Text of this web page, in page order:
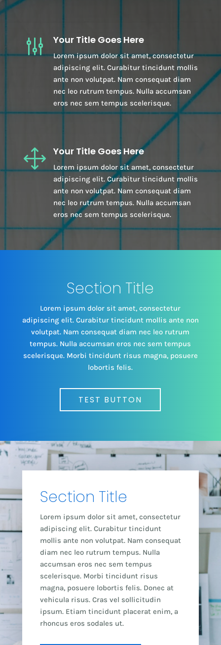
g Your Title Goes Here
Lorem ipsum dolor sit amet, consectetur
adipiscing elit. Curabitur tincidunt mollis
ante non volutpat. Nam consequat diam
nec leo rutrum tempus. Nulla accumsan
eros nec sem tempus scelerisque.
1 Your Title Goes Here
Lorem ipsum dolor sit amet, consectetur
adipiscing elit. Curabitur tincidunt mollis
ante non volutpat. Nam consequat diam
nec leo rutrum tempus. Nulla accumsan
eros nec sem tempus scelerisque.
Section Title
Lorem ipsum dolor sit amet, consectetur
adipiscing elit. Curabitur tincidunt mollis ante non
volutpat. Nam consequat diam nec leo rutrum
tempus. Nulla accumsan eros nec sem tempus
scelerisque. Morbi tincidunt risus magna, posuere
lobortis felis.
TEST BUTTON
Section Title
Lorem ipsum dolor sit amet, consectetur
adipiscing elit. Curabitur tincidunt
mollis ante non volutpat. Nam consequat
diam nec leo rutrum tempus. Nulla
accumsan eros nec sem tempus
scelerisque. Morbi tincidunt risus
magna, posuere lobortis felis. Donec at
vehicula risus. Cras vel sollicitudin
ipsum. Etiam tincidunt placerat enim, a
rhoncus eros sodales ut.